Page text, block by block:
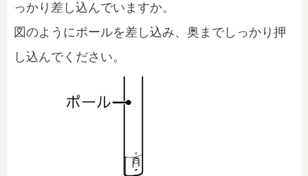
っかり差し込んでいますか。
図のようにポールを差し込み、奥までしっかり押
し込んでください。